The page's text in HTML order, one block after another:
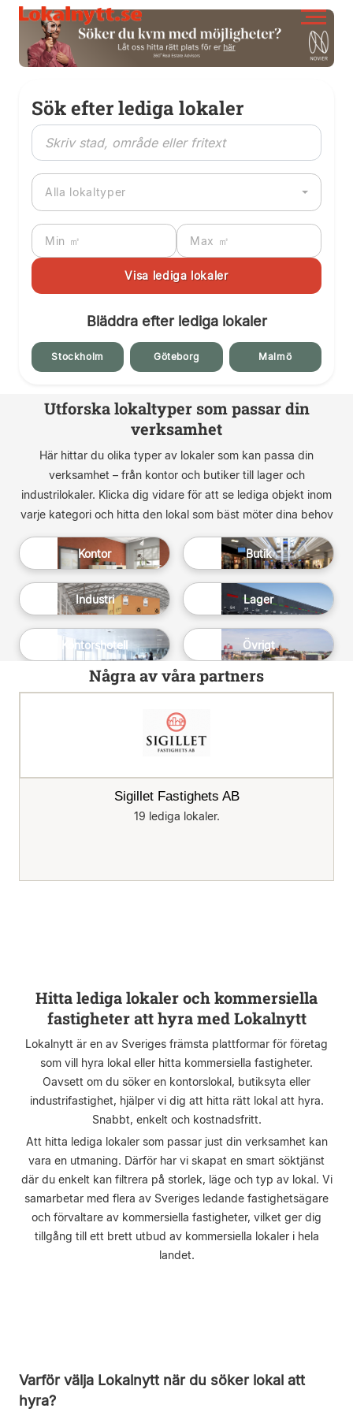
Sök efter lediga lokaler
Alla lokaltyper
Bläddra efter lediga lokaler
Stockholm Göteborg Malmö
Utforska lokaltyper som passar din
verksamhet
Här hittar du olika typer av lokaler som kan passa din
verksamhet – från kontor och butiker till lager och
industrilokaler. Klicka dig vidare för att se lediga objekt inom
varje kategori och hitta den lokal som bäst möter dina behov
Kontor Butik
Industri Lager
Kontorshotell Övrigt
Några av våra partners
Sigillet Fastighets AB
19 lediga lokaler.
Hitta lediga lokaler och kommersiella
fastigheter att hyra med Lokalnytt
Lokalnytt är en av Sveriges främsta plattformar för företag
som vill hyra lokal eller hitta kommersiella fastigheter.
Oavsett om du söker en kontorslokal, butiksyta eller
industrifastighet, hjälper vi dig att hitta rätt lokal att hyra.
Snabbt, enkelt och kostnadsfritt.
Att hitta lediga lokaler som passar just din verksamhet kan
vara en utmaning. Därför har vi skapat en smart söktjänst
där du enkelt kan filtrera på storlek, läge och typ av lokal. Vi
samarbetar med flera av Sveriges ledande fastighetsägare
och förvaltare av kommersiella fastigheter, vilket ger dig
tillgång till ett brett utbud av kommersiella lokaler i hela
landet.
Varför välja Lokalnytt när du söker lokal att
hyra?